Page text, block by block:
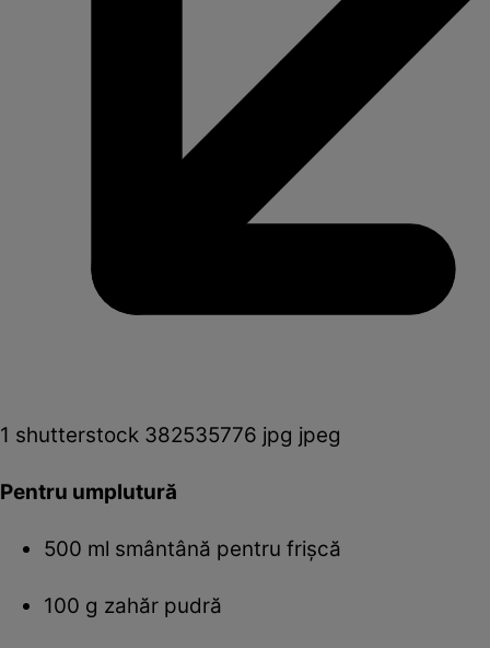
1 shutterstock 382535776 jpg jpeg
Pentru umplutură
500 ml smântână pentru frişcă
100 g zahăr pudră